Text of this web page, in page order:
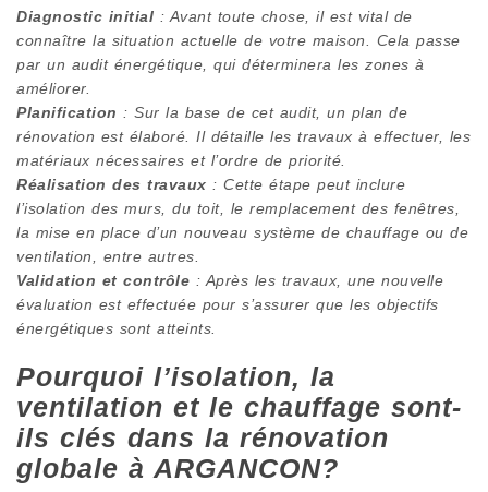
Diagnostic initial : Avant toute chose, il est vital de
connaître la situation actuelle de votre maison. Cela passe
par un audit énergétique, qui déterminera les zones à
améliorer.
Planification : Sur la base de cet audit, un plan de
rénovation est élaboré. Il détaille les travaux à effectuer, les
matériaux nécessaires et l’ordre de priorité.
Réalisation des travaux : Cette étape peut inclure
l’isolation des murs, du toit, le remplacement des fenêtres,
la mise en place d’un nouveau système de chauffage ou de
ventilation, entre autres.
Validation et contrôle : Après les travaux, une nouvelle
évaluation est effectuée pour s’assurer que les objectifs
énergétiques sont atteints.
Pourquoi l’isolation, la
ventilation et le chauffage sont-
ils clés dans la rénovation
globale à ARGANCON?